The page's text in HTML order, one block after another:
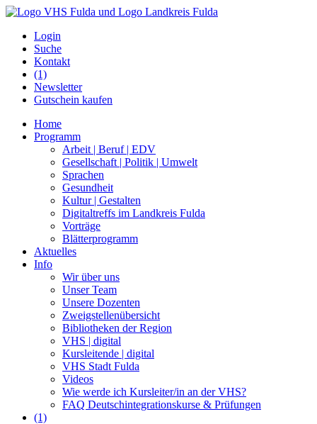
Login
Suche
Kontakt
(1)
Newsletter
Gutschein kaufen
Home
Programm
Arbeit | Beruf | EDV
Gesellschaft | Politik | Umwelt
Sprachen
Gesundheit
Kultur | Gestalten
Digitaltreffs im Landkreis Fulda
Vorträge
Blätterprogramm
Aktuelles
Info
Wir über uns
Unser Team
Unsere Dozenten
Zweigstellenübersicht
Bibliotheken der Region
VHS | digital
Kursleitende | digital
VHS Stadt Fulda
Videos
Wie werde ich Kursleiter/in an der VHS?
FAQ Deutschintegrationskurse & Prüfungen
(1)